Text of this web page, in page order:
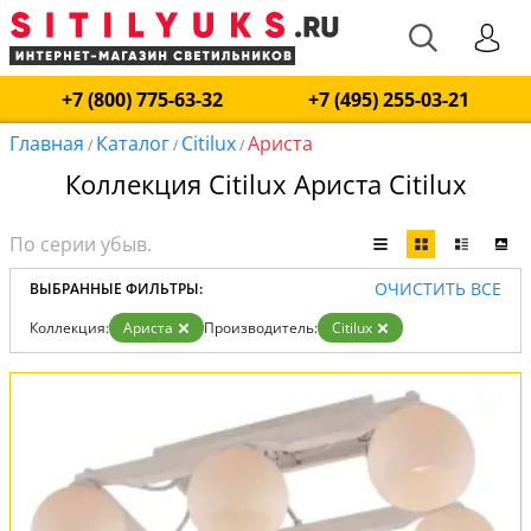
+7 (800) 775-63-32
+7 (495) 255-03-21
Главная / Каталог/ Citilux/Ариста
Коллекция Citilux Ариста Citilux
ВЫБРАННЫЕ ФИЛЬТРЫ: ОЧИСТИТЬ ВСЕ
Коллекция: Ариста Производитель: Citilux